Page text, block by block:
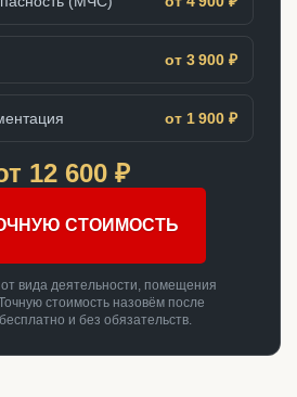
от 3 900 ₽
от 1 900 ₽
12 600 ₽
СТОИМОСТЬ
вида деятельности, помещения
стоимость назовём после
и без обязательств.